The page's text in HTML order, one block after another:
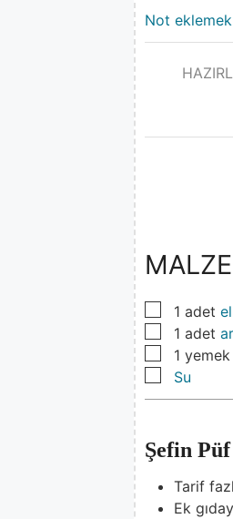
Not eklemek
▢
1 adet
▢
1 adet
▢
1 yemek
▢
Su
Şefin
Tarif
Ek